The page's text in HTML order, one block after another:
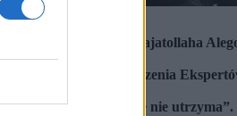
następcę po śmierci ajatollaha
biur Zgromadzenia
jego kraju „długo się nie utrzyma”.